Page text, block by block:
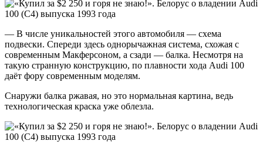
— В числе уникальностей этого автомобиля — схема
подвески. Спереди здесь однорычажная система, схожая с
современным Макферсоном, а сзади — балка. Несмотря на
такую странную конструкцию, по плавности хода Audi 100
даёт фору современным моделям.
Снаружи балка ржавая, но это нормальная картина, ведь
технологическая краска уже облезла.